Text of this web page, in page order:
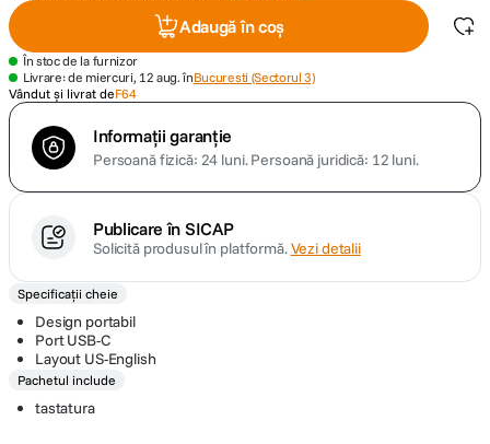
card memorie
9. dji mic mini
10. dji osmo
Adaugă în coș
În stoc de la furnizor
Livrare: de miercuri, 12 aug. înBucuresti (Sectorul 3)
Vândut și livrat deF64
Informații garanție
Persoană fizică: 24 luni.Persoană juridică: 12 luni.
Publicare în SICAP
Solicită produsul în platformă.Vezi detalii
Specificații cheie
Design portabil
Port USB-C
Layout US-English
Pachetul include
tastatura